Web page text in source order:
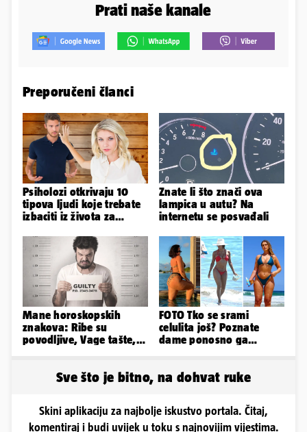
Prati naše kanale
Preporučeni članci
Psiholozi otkrivaju 10
tipova ljudi koje trebate
izbaciti iz života za
Znate li što znači ova
lampica u autu? Na
internetu se posvađali
Mane horoskopskih
znakova: Ribe su
povodljive, Vage tašte,
FOTO Tko se srami
celulita još? Poznate
dame ponosno ga
Sve što je bitno, na dohvat ruke
Skini aplikaciju za najbolje iskustvo portala. Čitaj,
komentiraj i budi uvijek u toku s najnovijim vijestima.